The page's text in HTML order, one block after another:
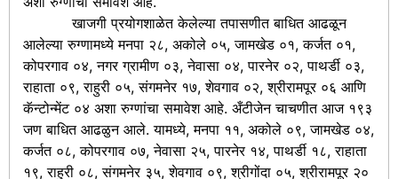
खाजगी प्रयोगशाळेत केलेल्या तपासणीत बाधित आढळून
आलेल्या रुग्णामध्ये मनपा २८, अकोले ०५, जामखेड ०१, कर्जत ०१,
कोपरगाव ०४, नगर ग्रामीण ०३, नेवासा ०४, पारनेर ०२, पाथर्डी ०३,
राहाता ०९, राहुरी ०५, संगमनेर १७, शेवगाव ०२, श्रीरामपूर ०६ आणि
कॅन्टोन्मेंट ०४ अशा रुग्णांचा समावेश आहे. अँटीजेन चाचणीत आज १९३
जण बाधित आढळुन आले. यामध्ये, मनपा ११, अकोले ०९, जामखेड ०४,
कर्जत ०८, कोपरगाव ०७, नेवासा २५, पारनेर १४, पाथर्डी १८, राहाता
१९, राहुरी ०८, संगमनेर ३५, शेवगाव ०९, श्रीगोंदा ०५, श्रीरामपूर २०